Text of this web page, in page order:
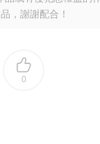
，謝謝配合！
0